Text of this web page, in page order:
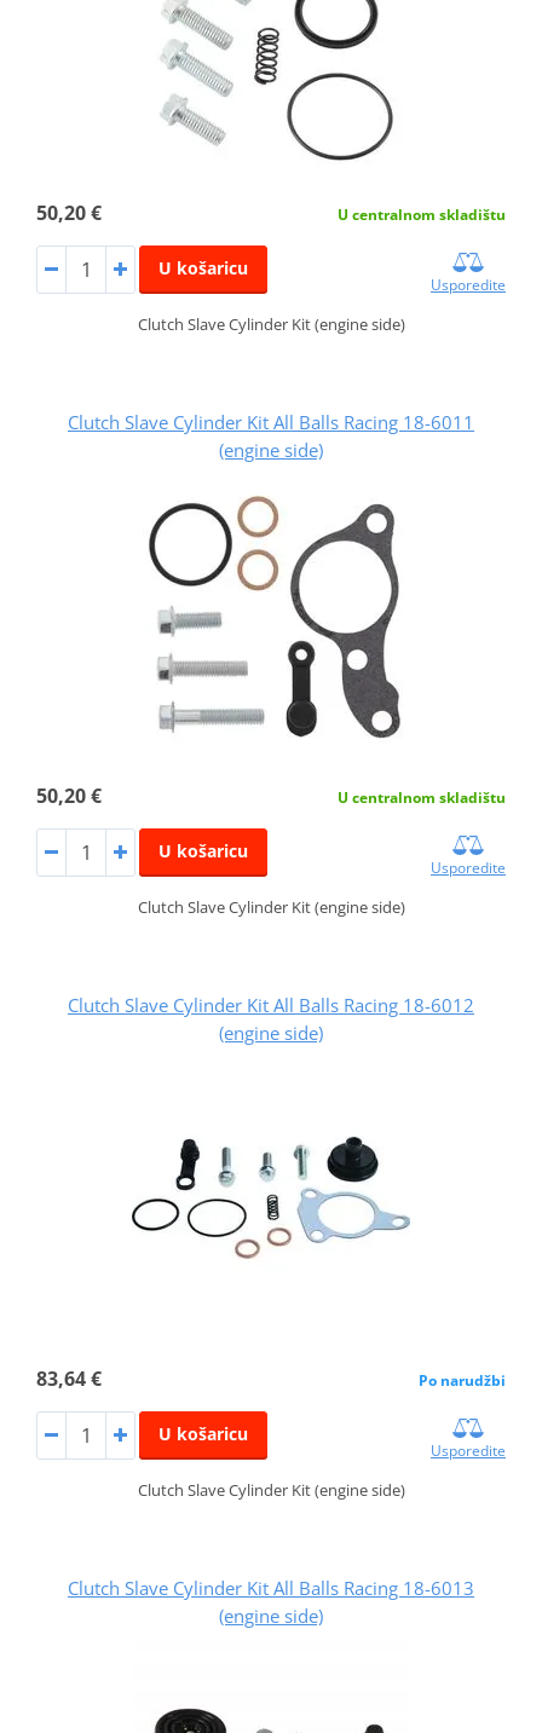
50,20 € U centralnom skladištu
U košaricu
Usporedite
Clutch Slave Cylinder Kit (engine side)
Clutch Slave Cylinder Kit All Balls Racing 18-6011
(engine side)
50,20 € U centralnom skladištu
U košaricu
Usporedite
Clutch Slave Cylinder Kit (engine side)
Clutch Slave Cylinder Kit All Balls Racing 18-6012
(engine side)
83,64 € Po narudžbi
U košaricu
Usporedite
Clutch Slave Cylinder Kit (engine side)
Clutch Slave Cylinder Kit All Balls Racing 18-6013
(engine side)